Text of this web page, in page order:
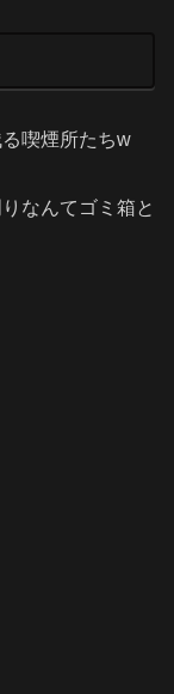
喫煙所たちw
なんてゴミ箱と